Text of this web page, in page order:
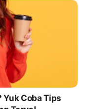
Yuk Coba Tips